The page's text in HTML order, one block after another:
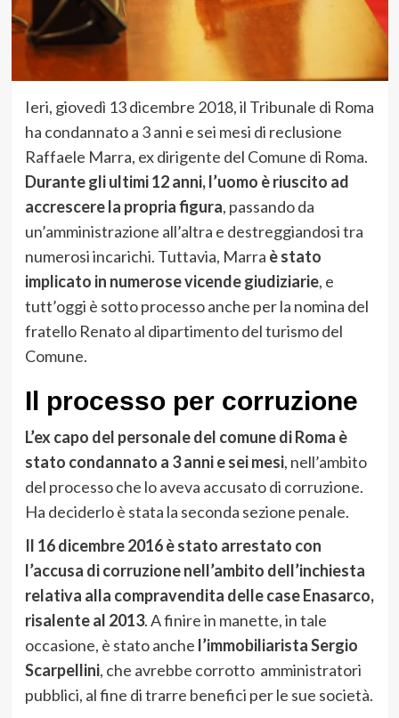
Ieri, giovedì 13 dicembre 2018, il Tribunale di Roma
ha condannato a 3 anni e sei mesi di reclusione
Raffaele Marra, ex dirigente del Comune di Roma.
Durante gli ultimi 12 anni, l’uomo è riuscito ad
accrescere la propria figura, passando da
un’amministrazione all’altra e destreggiandosi tra
numerosi incarichi. Tuttavia, Marra è stato
implicato in numerose vicende giudiziarie, e
tutt’oggi è sotto processo anche per la nomina del
fratello Renato al dipartimento del turismo del
Comune.
Il processo per corruzione
L’ex capo del personale del comune di Roma è
stato condannato a 3 anni e sei mesi, nell’ambito
del processo che lo aveva accusato di corruzione.
Ha deciderlo è stata la seconda sezione penale.
Il 16 dicembre 2016 è stato arrestato con
l’accusa di corruzione nell’ambito dell’inchiesta
relativa alla compravendita delle case Enasarco,
risalente al 2013. A finire in manette, in tale
occasione, è stato anche l’immobiliarista Sergio
Scarpellini, che avrebbe corrotto amministratori
pubblici, al fine di trarre benefici per le sue società.